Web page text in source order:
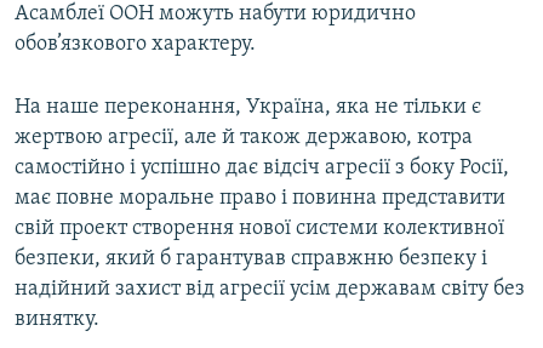
Асамблеї ООН можуть набути юридично
обов’язкового характеру.
На наше переконання, Україна, яка не тільки є
жертвою агресії, але й також державою, котра
самостійно і успішно дає відсіч агресії з боку Росії,
має повне моральне право і повинна представити
свій проект створення нової системи колективної
безпеки, який б гарантував справжню безпеку і
надійний захист від агресії усім державам світу без
винятку.